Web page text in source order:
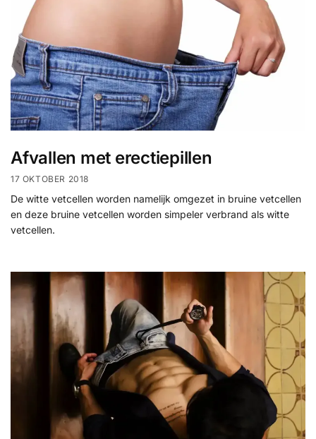
Afvallen met erectiepillen
17 OKTOBER 2018
De witte vetcellen worden namelijk omgezet in bruine vetcellen
en deze bruine vetcellen worden simpeler verbrand als witte
vetcellen.